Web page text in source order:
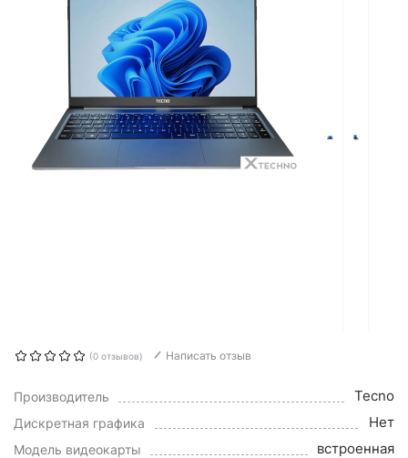
(0 отзывов) Написать отзыв
Производитель Tecno
Дискретная графика Нет
Модель видеокарты встроенная